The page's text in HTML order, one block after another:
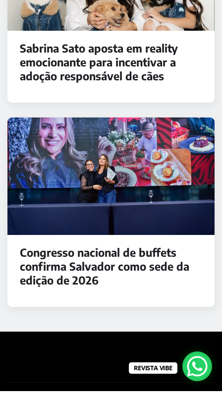
Sabrina Sato aposta em reality
emocionante para incentivar a
adoção responsável de cães
Congresso nacional de buffets
confirma Salvador como sede da
edição de 2026
REVISTA VIBE